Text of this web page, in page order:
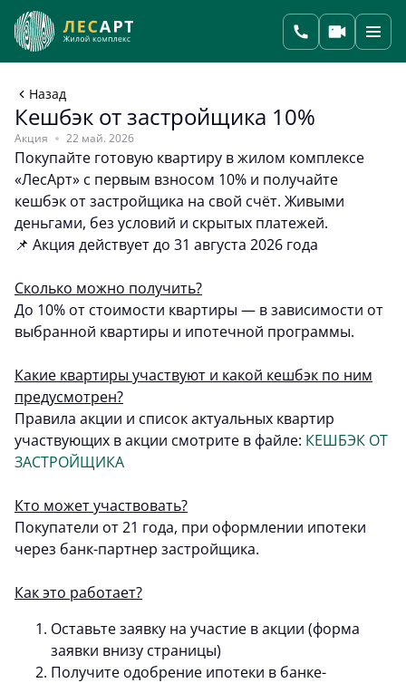
Назад
Кешбэк от застройщика 10%
Акция 22 май. 2026
Покупайте готовую квартиру в жилом комплексе
«ЛесАрт» с первым взносом 10% и получайте
кешбэк от застройщика на свой счёт. Живыми
деньгами, без условий и скрытых платежей.
📌 Акция действует до 31 августа 2026 года
Сколько можно получить?
До 10% от стоимости квартиры — в зависимости от
выбранной квартиры и ипотечной программы.
Какие квартиры участвуют и какой кешбэк по ним
предусмотрен?
Правила акции и список актуальных квартир
участвующих в акции смотрите в файле: КЕШБЭК ОТ
ЗАСТРОЙЩИКА
Кто может участвовать?
Покупатели от 21 года, при оформлении ипотеки
через банк-партнер застройщика.
Как это работает?
Оставьте заявку на участие в акции (форма
заявки внизу страницы)
Получите одобрение ипотеки в банке-